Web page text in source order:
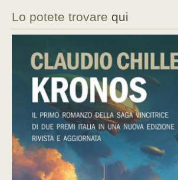
Lo potete trovare qui